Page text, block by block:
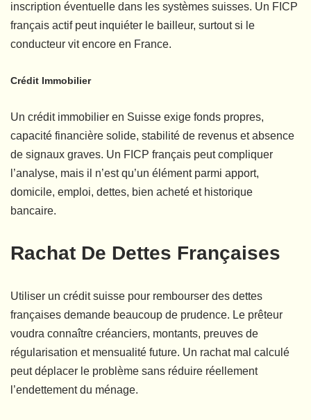
inscription éventuelle dans les systèmes suisses. Un FICP
français actif peut inquiéter le bailleur, surtout si le
conducteur vit encore en France.
Crédit Immobilier
Un crédit immobilier en Suisse exige fonds propres,
capacité financière solide, stabilité de revenus et absence
de signaux graves. Un FICP français peut compliquer
l’analyse, mais il n’est qu’un élément parmi apport,
domicile, emploi, dettes, bien acheté et historique
bancaire.
Rachat De Dettes Françaises
Utiliser un crédit suisse pour rembourser des dettes
françaises demande beaucoup de prudence. Le prêteur
voudra connaître créanciers, montants, preuves de
régularisation et mensualité future. Un rachat mal calculé
peut déplacer le problème sans réduire réellement
l’endettement du ménage.